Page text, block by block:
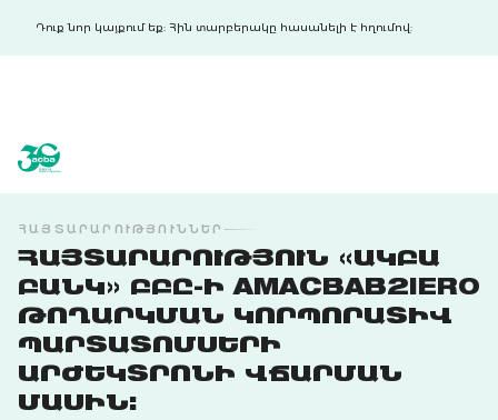
Դուք նոր կայքում եք: Հին տարբերակը հասանելի է հղումով:
ՀԱՅՏԱՐԱՐՈՒԹՅՈՒՆՆԵՐ
ՀԱՅՏԱՐԱՐՈՒԹՅՈՒՆ «ԱԿԲԱ
ԲԱՆԿ» ԲԲԸ-Ի AMACBAB2IER0
ԹՈՂԱՐԿՄԱՆ ԿՈՐՊՈՐԱՏԻՎ
ՊԱՐՏԱՏՈՄՍԵՐԻ
ԱՐԺԵԿՏՐՈՆԻ ՎՃԱՐՄԱՆ
ՄԱՍԻՆ: